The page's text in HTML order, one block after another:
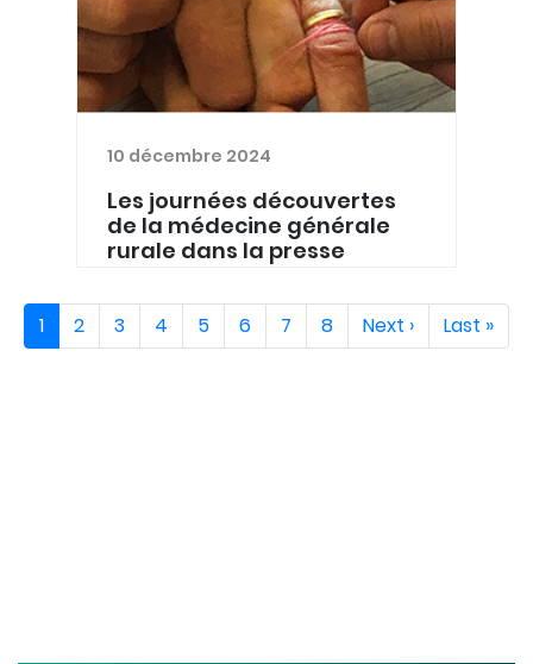
10 décembre 2024
Les journées découvertes
de la médecine générale
rurale dans la presse
Les 19 et 20 novembre, Santé Ardenne
et la Province de Luxembourg ont
organisé les "journée découverte de
Pagination
Page
courante
1 Page
2 Page
3 Page
4 Page
5 Page
6 Page
7 Page
8
Page
suivante
Next ›
Dernière
page
Last »